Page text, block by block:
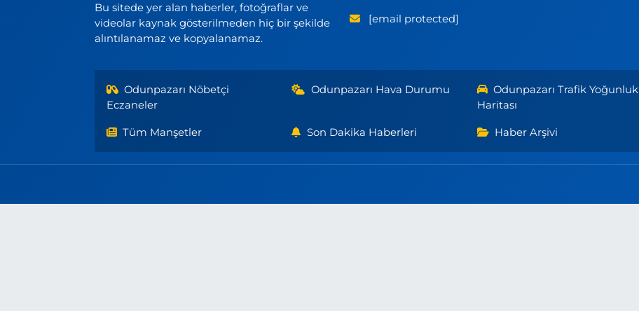
Bu sitede yer alan haberler, fotoğraflar ve
videolar kaynak gösterilmeden hiç bir şekilde
alıntılanamaz ve kopyalanamaz.
[email protected]
Odunpazarı Nöbetçi
Eczaneler
Odunpazarı Hava Durumu
Odunpazarı Trafik Yoğunluk
Haritası
Tüm Manşetler Son Dakika Haberleri Haber Arşivi